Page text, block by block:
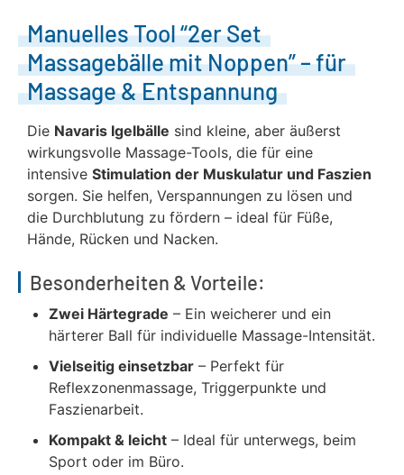
Manuelles Tool “2er Set
Massagebälle mit Noppen” – für
Massage & Entspannung
Die Navaris Igelbälle sind kleine, aber äußerst
wirkungsvolle Massage-Tools, die für eine
intensive Stimulation der Muskulatur und Faszien
sorgen. Sie helfen, Verspannungen zu lösen und
die Durchblutung zu fördern – ideal für Füße,
Hände, Rücken und Nacken.
Besonderheiten & Vorteile:
Zwei Härtegrade – Ein weicherer und ein
härterer Ball für individuelle Massage-Intensität.
Vielseitig einsetzbar – Perfekt für
Reflexzonenmassage, Triggerpunkte und
Faszienarbeit.
Kompakt & leicht – Ideal für unterwegs, beim
Sport oder im Büro.